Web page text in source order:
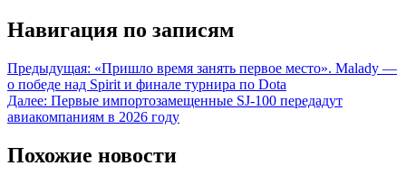
Навигация по записям
Предыдущая: «Пришло время занять первое место». Malady —
о победе над Spirit и финале турнира по Dota
Далее: Первые импортозамещенные SJ-100 передадут
авиакомпаниям в 2026 году
Похожие новости